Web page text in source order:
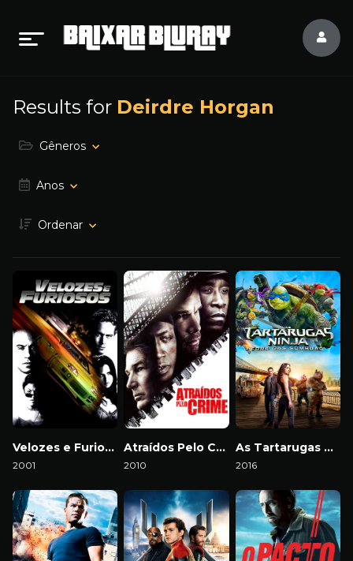
Results for Deirdre Horgan
Gêneros
Anos
Ordenar
Velozes e Furiosos
2001
Atraídos Pelo Crime
2010
As Tartarugas Ninja: Fora das Sombras
2016